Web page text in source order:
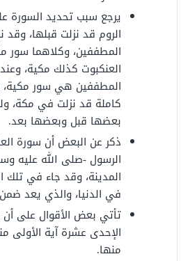
يرجع سبب تحديد السورة
الروم قد نزلت قبلها،
المطففين، وكلاهما سور
العنكبوت كذلك مكية،
المطففين هي سور مكية،
كاملة قد نزلت في مكة،
بعضها قبل وبعضها بعد.
ذكر عن البعض أن سورة
الرسول -صلى الله عليه
المدينة، وقد جاء في تلك
في الدنيا، والذي يعد ضمن
تأتي بعض الأقوال على
الإحدى عشرة آية الأولى
منها.